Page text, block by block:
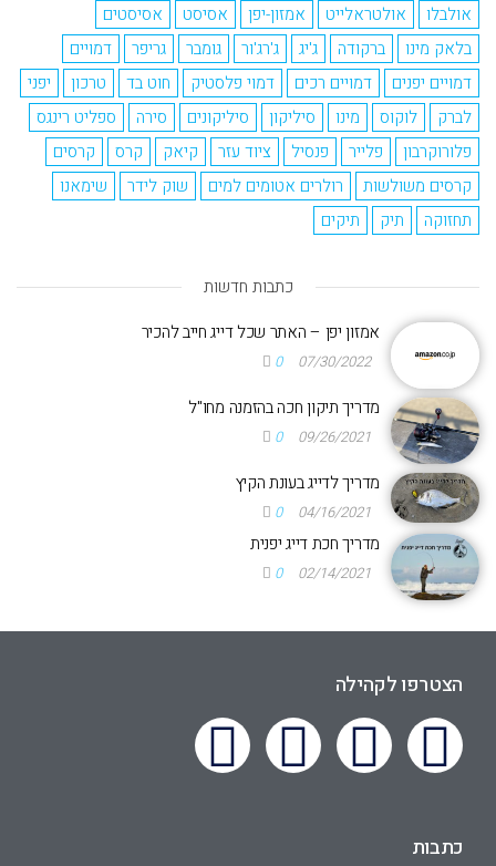
אולבלו
אולטראלייט אמזון-יפן אסיסט
אסיסטים
בלאק מינו
ברקודה ג'יג ג'רג'ור גומבר גריפר
דמויים
דמויים יפנים
דמויים רכים דמוי פלסטיק חוט בד טרכון
יפני
לברק
לוקוס מינו סיליקון סיליקונים סירה
ספליט רינגס
פלורוקרבון
פלייר פנסיל ציוד עזר קיאק קרס
קרסים
קרסים משולשות
רולרים אטומים למים שוק לידר
שימאנו
תחזוקה
תיק תיקים
כתבות חדשות
אמזון יפן – האתר שכל דייג חייב להכיר
07/30/2022
0
מדריך תיקון חכה בהזמנה מחו"ל
09/26/2021
0
מדריך לדייג בעונת הקיץ
04/16/2021
0
מדריך חכת דייג יפנית
02/14/2021
0
הצטרפו לקהילה
כתבות